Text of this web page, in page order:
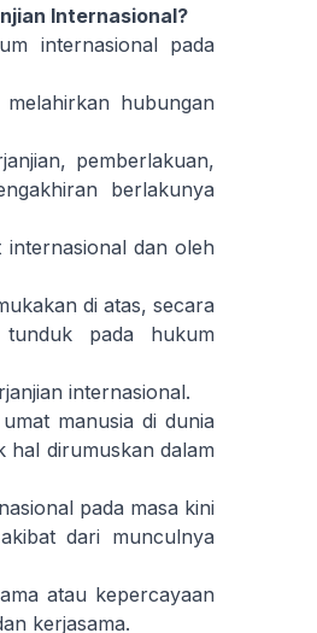
Internasional?
internasional pada
hubungan
pemberlakuan,
berlakunya
dan oleh
di atas, secara
tunduk pada hukum
internasional.
manusia di dunia
hal dirumuskan dalam
pada masa kini
dari munculnya
atau kepercayaan
kerjasama.